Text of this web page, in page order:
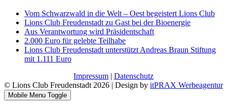
Vom Schwarzwald in die Welt – Oest begeistert Lions Club
Lions Club Freudenstadt zu Gast bei der Bioenergie
Aus Verantwortung wird Präsidentschaft
2.000 Euro für gelebte Teilhabe
Lions Club Freudenstadt unterstützt Andreas Braun Stiftung
mit 1.111 Euro
Impressum | Datenschutz
© Lions Club Freudenstadt 2026 | Design by itPRAX Werbeagentur
Mobile Menu Toggle